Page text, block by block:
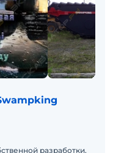
разработки,